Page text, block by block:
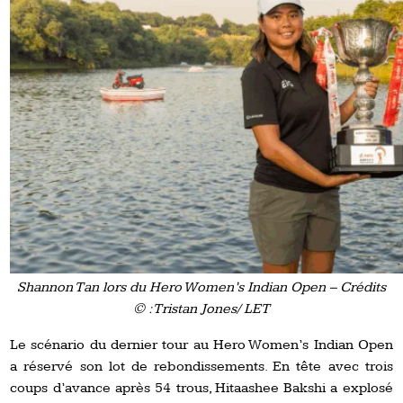
Shannon Tan lors du Hero Women’s Indian Open – Crédits
© : Tristan Jones/ LET
Le scénario du dernier tour au Hero Women’s Indian Open
a réservé son lot de rebondissements. En tête avec trois
coups d’avance après 54 trous, Hitaashee Bakshi a explosé